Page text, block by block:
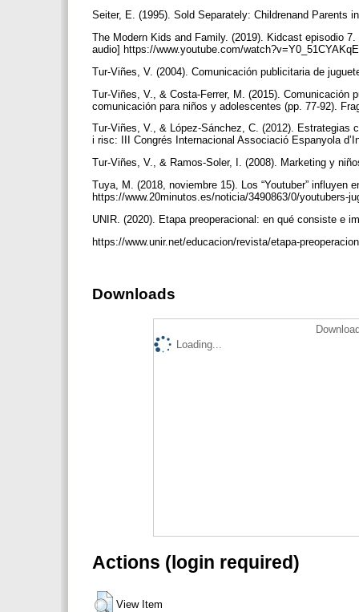
Seiter, E. (1995). Sold Separately: Childrenand Parents
The Modern Kids and Family. (2019). Kidcast episodio
audio] https://www.youtube.com/
Tur-Viñes, V. (2004). Comunicación publicitaria de
Tur-Viñes, V., & Costa-Ferrer, M. (2015).
comunicación para niños y adolescentes (pp. 77-92).
Tur-Viñes, V., & López-Sánchez, C. (2012).
i risc: III Congrés Internacional Associació Espanyola
Tur-Viñes, V., & Ramos-Soler, I. (2008). Marketing y
Tuya, M. (2018, noviembre 15). Los “Youtuber”
https://www.20minutos.es/noticia/3490863/0/youtubers-
UNIR. (2020). Etapa preoperacional: en qué consiste e
https://www.unir.net/educacion/revista/etapa-
Downloads
Loading...
Actions (login required)
View Item